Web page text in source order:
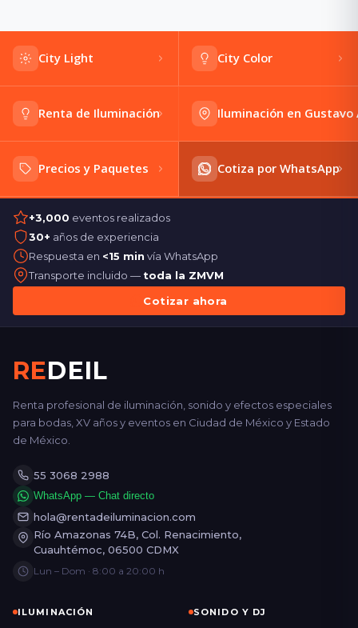
City Light City Color
Renta de Iluminación Iluminación en Gustavo
Precios y Paquetes Cotiza por WhatsApp
+3,000 eventos realizados
30+ años de experiencia
Respuesta en <15 min vía WhatsApp
Transporte incluido — toda la ZMVM
Cotizar ahora
REDEIL
Renta profesional de iluminación, sonido y efectos especiales
para bodas, XV años y eventos en Ciudad de México y Estado
de México.
55 3068 2988
WhatsApp — Chat directo
hola@rentadeiluminacion.com
Río Amazonas 74B, Col. Renacimiento,
Cuauhtémoc, 06500 CDMX
Lun – Dom · 8:00 a 20:00 h
ILUMINACIÓN SONIDO Y DJ